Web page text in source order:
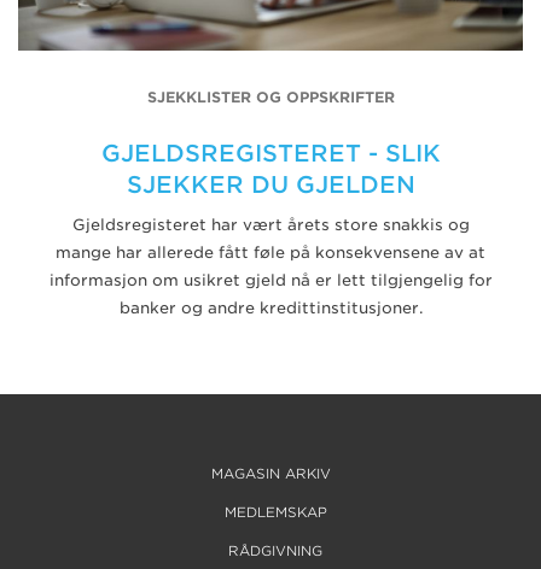
SJEKKLISTER OG OPPSKRIFTER
GJELDSREGISTERET - SLIK
SJEKKER DU GJELDEN
Gjeldsregisteret har vært årets store snakkis og
mange har allerede fått føle på konsekvensene av at
informasjon om usikret gjeld nå er lett tilgjengelig for
banker og andre kredittinstitusjoner.
MAGASIN ARKIV
MEDLEMSKAP
RÅDGIVNING